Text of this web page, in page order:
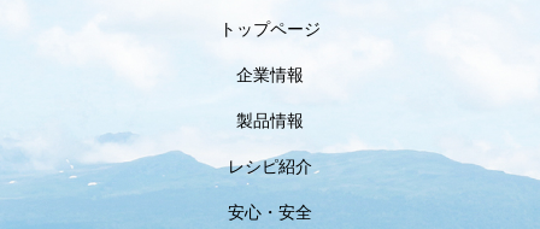
トップページ
企業情報
製品情報
レシピ紹介
安心・安全